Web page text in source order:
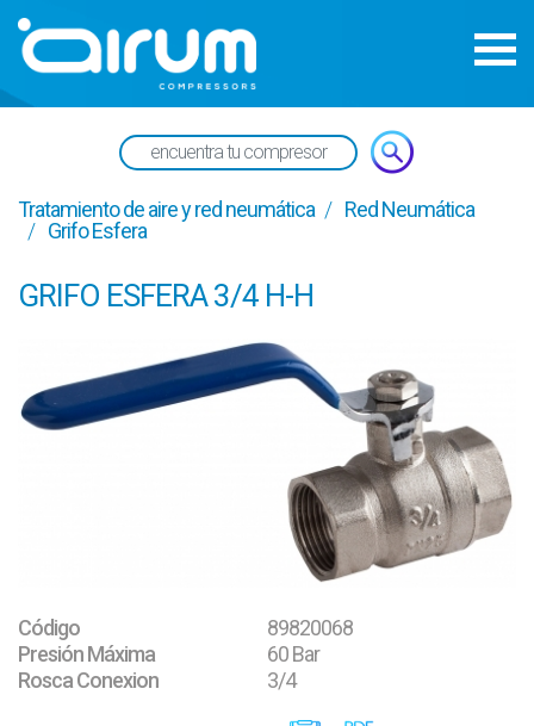
Tratamiento de aire y red neumática
Red Neumática
Grifo Esfera
GRIFO ESFERA 3/4 H-H
Código
89820068
Presión Máxima
60 Bar
Rosca Conexion
3/4